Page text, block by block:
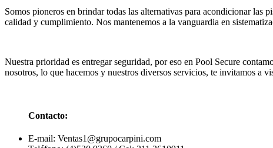
Somos pioneros en brindar todas las alternativas para acondicionar las
calidad y cumplimiento. Nos mantenemos a la vanguardia en
Nuestra prioridad es entregar seguridad, por eso en Pool Secure
nosotros, lo que hacemos y nuestros diversos servicios, te invitamos a
Contacto:
E-mail: Ventas1@grupocarpini.com